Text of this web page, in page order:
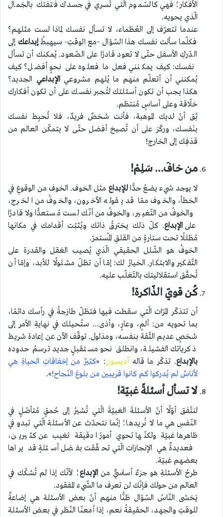
الأفكار؛ فهي كالسّموم الّتي تَسري في جسدك فتفتك بالجَمال
الّذي يحويه.
عندما تتعرّف إلى العُظماء، لا تسأل نفسك لماذا لست مثلهم؟
فكلّما سألت نفسك هذا السّؤال –مع الوقتِ- سيهبطُإبداعك إلى
الدّركِ الأسفل حتّى لا تعود قادرًا على الصّعود. يُمكنك أن تسأل
نفسك: كيف يمكنني فعل ما فعلوه على نحوٍ أفضل؟ كيف
يُمكنني أن أتعلّم منهم ما يُلهم مشروعيالإبداعي الجديد؟
هكذا يجب أن تكون أسئلتك لتُجبر نفسك على أن تكون أفكارك
خلّاقة وعلى أساسٍ مُنتظم.
ثِق أنّ لديك الموهبة، فأنت شخصٌ فريدٌ، فلا تُحبِط نفسك
بنَفسك، وركّز على أن تُصبحَ أفضل حتّى لا يتمكّن العالم من
قذفِك إلى الخارج!
من خافَ… سَلِمْ!
لا يوجد شيء يضعُ حدًّاللإبداع مثل الخوف. الخوف من الوقوعِ في
الخطأ، والخوف ممّا قد يقوله الآخرون، والخوفُ من الحَرج،
والخوفُ من التّغيير، والخوفُ من أنّك لست مُستعدًّا ولا قادرًا
على الإبداع. كلّ ذلك يخترقُ ذاتك ويُثبّت أقدامك في مكانها
مُظللًا تحت ستارةٍ من القلقِ المُستمرّ.
الخوفُ هو الشّلل الحقيقي الّذي يُصيب العَقل والقدرة على
التّفكير والابتكار. الخيارُ لك: إمّا أن تظلّ مشلولًا للأبد، وإمّا أن
تُحقّق استقلاليتك بالتّغلّب عليه.
كُن قويّ الذّاكرة!
أن تتذكّر المرّات الّتي سقطت فيها فتظلّ طازجةً في رأسك دائمًا،
بما تحويه من: ألمٍ، وعارٍ، وأذى… ستُحيلك في نهايةِ الأمر إلى
شخصٍ عديم الثّقة بنفسه، ومذلول. توقّف الآن عن إعادة شريط
ذكرياتك الفشيلة، وانطلق نحو مستقبلٍ جديد ترسمُ حدوده
بالإبداع. تذكّر ما قاله أديسون: «كثيرٌ من إخفاقاتِ الحياةِ هي
لأناسٌ لم يُدركوا كم كانوا قريبين من بلوغ النّجاح!».
لا تسأل أسئلةً غبيّة!
لنتّفق أوّلًا أنّ الأسئلةَ الغبيّةَ الّتي تُشيرُ إلى حُمقٍ مُتأصّلٍ في
النّفسِ هي ما لا نُريدها؛ إنّما نتحدّث عن الأسئلة الّتي تبدو في
ظاهرها غبيّة ولكنّها تحوي أمورًا دقيقة تغيب عن كثيرين،
فعديدةٌ هي الإنجازات الّتي تحقّقت بفضل أسئلةٍ قد يراها
بعضهم غبيّة.
طرحُ الأسئلةِ هو جزءٌ أساسيٌّ منالإبداع؛ لأنّك إذا لم تُشكّك في
العالم من حولك فإنّك لن تعرف ما الشّيء المفقود.
يَخشى النّاسُ السّؤال ظنًّا منهم أنّ بعض الأسئلة هي إضاعةٌ
للوقتِ والجهد، الحقيقةُ نعم، إذا أمعنّا النّظر في بعض الأسئلة